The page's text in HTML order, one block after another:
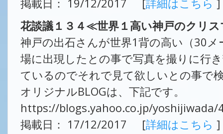
掲載日： 19/12/2017 [詳細はこちら ]
花談議１３４≪世界１高い神戸のクリ
神戸の出石さんが世界1背の高い（30
場に出現したとの事で写真を撮りに行
ているのでそれで見て欲しいとの事で
オリジナルBLOGは、下記です。
https://blogs.yahoo.co.jp/yoshijiwada/
掲載日： 17/12/2017 [詳細はこちら ]